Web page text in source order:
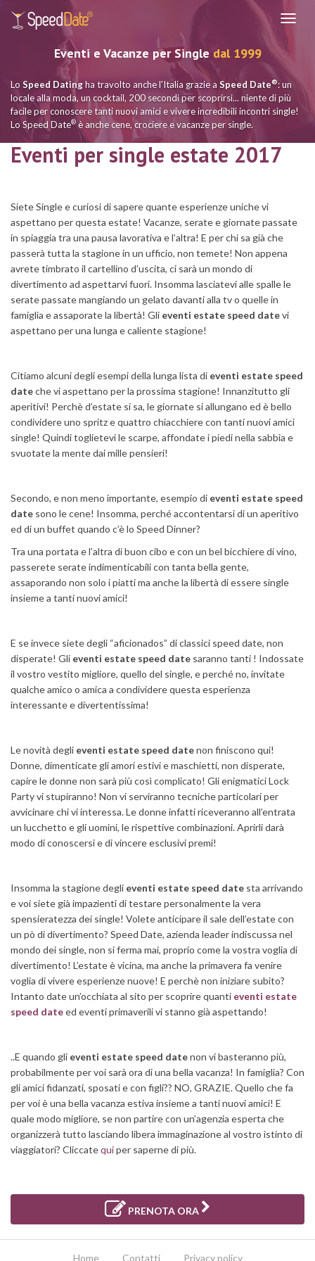
Eventi e Vacanze per Single dal 1999
Lo Speed Datingha travolto anche l'Italia grazie a Speed Date®: un
locale alla moda, un cocktail, 200 secondi per scoprirsi... niente di più
facile per conoscere tanti nuovi amici e vivere incredibili incontri single!
Lo Speed Date® è anche cene, crociere e vacanze per single.
Eventi per single estate 2017
Siete Single e curiosi di sapere quante esperienze uniche vi
aspettano per questa estate! Vacanze, serate e giornate passate
in spiaggia tra una pausa lavorativa e l’altra! E per chi sa già che
passerà tutta la stagione in un ufficio, non temete! Non appena
avrete timbrato il cartellino d’uscita, ci sarà un mondo di
divertimento ad aspettarvi fuori. Insomma lasciatevi alle spalle le
serate passate mangiando un gelato davanti alla tv o quelle in
famiglia e assaporate la libertà! Gli eventi estate speed datevi
aspettano per una lunga e caliente stagione!
Citiamo alcuni degli esempi della lunga lista di eventi estate speed
dateche vi aspettano per la prossima stagione! Innanzitutto gli
aperitivi! Perchè d’estate si sa, le giornate si allungano ed è bello
condividere uno spritz e quattro chiacchiere con tanti nuovi amici
single! Quindi toglietevi le scarpe, affondate i piedi nella sabbia e
svuotate la mente dai mille pensieri!
Secondo, e non meno importante, esempio di eventi estate speed
date sono le cene! Insomma, perché accontentarsi di un aperitivo
ed di un buffet quando c’è lo Speed Dinner?
Tra una portata e l’altra di buon cibo e con un bel bicchiere di vino,
passerete serate indimenticabili con tanta bella gente,
assaporando non solo i piatti ma anche la libertà di essere single
insieme a tanti nuovi amici!
E se invece siete degli “aficionados” di classici speed date, non
disperate! Gli eventi estate speed date saranno tanti ! Indossate
il vostro vestito migliore, quello del single, e perché no, invitate
qualche amico o amica a condividere questa esperienza
interessante e divertentissima!
Le novità degli eventi estate speed datenon finiscono qui!
Donne, dimenticate gli amori estivi e maschietti, non disperate,
capire le donne non sarà più così complicato! Gli enigmatici Lock
Party vi stupiranno! Non vi serviranno tecniche particolari per
avvicinarechi vi interessa. Le donne infatti riceveranno all’entrata
un lucchetto e gli uomini, le rispettive combinazioni. Aprirli darà
modo di conoscersi e di vincere esclusivi premi!
Insomma la stagione degli eventi estate speed date sta arrivando
e voi siete già impazienti di testare personalmente la vera
spensieratezza dei single! Volete anticipare il sale dell’estate con
un pò di divertimento? Speed Date, azienda leader indiscussa nel
mondo dei single, non si ferma mai, proprio come la vostra voglia di
divertimento! L’estate è vicina, ma anche la primavera fa venire
voglia di vivere esperienze nuove! E perchè non iniziare subito?
Intanto date un’occhiata al sito per scoprire quanti eventi estate
speed dateed eventi primaverili vi stanno già aspettando!
..E quando gli eventi estate speed datenon vi basteranno più,
probabilmente per voi sarà ora di una bella vacanza! In famiglia? Con
gli amici fidanzati, sposati e con figli?? NO, GRAZIE. Quello che fa
per voi è una bella vacanza estiva insieme a tanti nuovi amici! E
quale modo migliore, se non partire con un’agenzia esperta che
organizzerà tutto lasciando libera immaginazione al vostro istinto di
viaggiatori? Cliccatequiper saperne di più.
PRENOTA ORA
Home Contatti Privacy policy